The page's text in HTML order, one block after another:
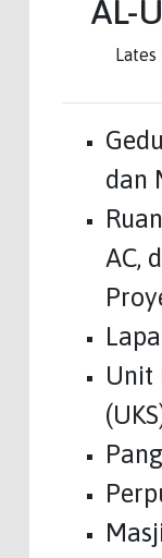
AL-
Lates
dan
AC,
Unit